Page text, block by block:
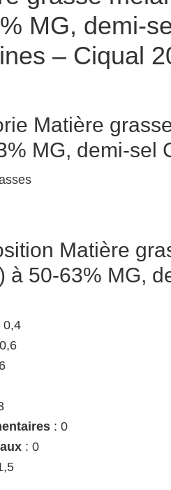
MG, demi-
– Ciqual
Matière
MG, demi-sel
Matière
à 50-63% MG,
0,4
: 0
: 0